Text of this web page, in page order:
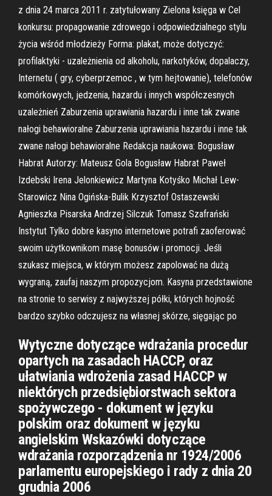
z dnia 24 marca 2011 r. zatytułowany Zielona księga w Cel
konkursu: propagowanie zdrowego i odpowiedzialnego stylu
życia wśród młodzieży Forma: plakat, może dotyczyć:
profilaktyki - uzależnienia od alkoholu, narkotyków, dopalaczy,
Internetu ( gry, cyberprzemoc , w tym hejtowanie), telefonów
komórkowych, jedzenia, hazardu i innych współczesnych
uzależnień Zaburzenia uprawiania hazardu i inne tak zwane
nałogi behawioralne Zaburzenia uprawiania hazardu i inne tak
zwane nałogi behawioralne Redakcja naukowa: Bogusław
Habrat Autorzy: Mateusz Gola Bogusław Habrat Paweł
Izdebski Irena Jelonkiewicz Martyna Kotyśko Michał Lew-
Starowicz Nina Ogińska-Bulik Krzysztof Ostaszewski
Agnieszka Pisarska Andrzej Silczuk Tomasz Szafrański
Instytut Tylko dobre kasyno internetowe potrafi zaoferować
swoim użytkownikom masę bonusów i promocji. Jeśli
szukasz miejsca, w którym możesz zapolować na dużą
wygraną, zaufaj naszym propozycjom. Kasyna przedstawione
na stronie to serwisy z najwyższej półki, których hojność
bardzo szybko odczujesz na własnej skórze, sięgając po
Wytyczne dotyczące wdrażania procedur
opartych na zasadach HACCP, oraz
ułatwiania wdrożenia zasad HACCP w
niektórych przedsiębiorstwach sektora
spożywczego - dokument w języku
polskim oraz dokument w języku
angielskim Wskazówki dotyczące
wdrażania rozporządzenia nr 1924/2006
parlamentu europejskiego i rady z dnia 20
grudnia 2006